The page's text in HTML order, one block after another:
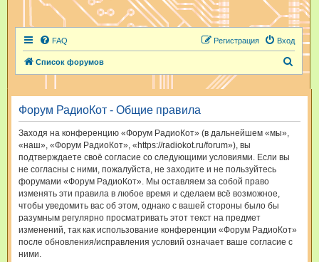
FAQ Вход
Регистрация
Список форумов
и
Форум РадиоКот - Общие правила
Заходя на конференцию «Форум РадиоКот» (в дальнейшем «мы»,
«наш», «Форум РадиоКот», «https://radiokot.ru/forum»), вы
подтверждаете своё согласие со следующими условиями. Если вы
не согласны с ними, пожалуйста, не заходите и не пользуйтесь
форумами «Форум РадиоКот». Мы оставляем за собой право
изменять эти правила в любое время и сделаем всё возможное,
чтобы уведомить вас об этом, однако с вашей стороны было бы
разумным регулярно просматривать этот текст на предмет
изменений, так как использование конференции «Форум РадиоКот»
после обновления/исправления условий означает ваше согласие с
ними.